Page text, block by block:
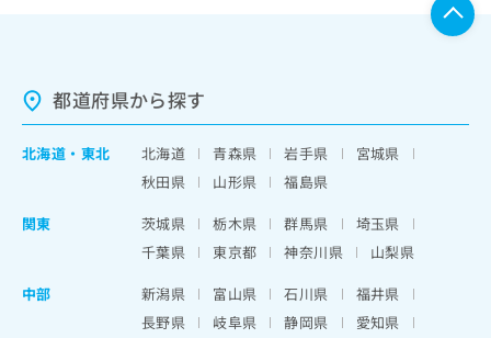
都道府県から探す
北海道 ・ 東北 北海道 青森県 岩手県
宮城県
秋田県
山形県
福島県
関東
茨城県 栃木県 群馬県
埼玉県
千葉県
東京都 神奈川県
山梨県
中部
新潟県 富山県 石川県
福井県
長野県
岐阜県 静岡県
愛知県